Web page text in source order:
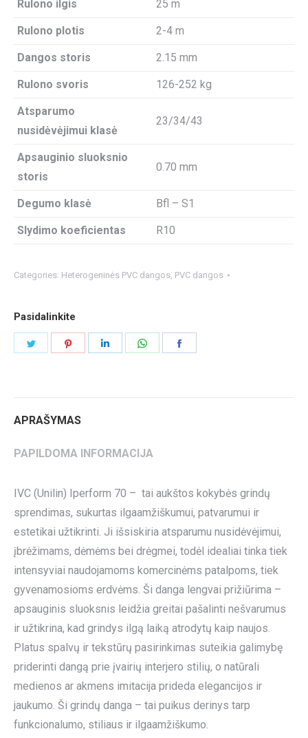
Rulono ilgis 25 m
Rulono plotis 2-4 m
Dangos storis 2.15 mm
Rulono svoris 126-252 kg
Atsparumo
nusidėvėjimui klasė
23/34/43
Apsauginio sluoksnio
storis
0.70 mm
Degumo klasė Bfl – S1
Slydimo koeficientas R10
Categories: Heterogeninės PVC dangos, PVC dangos
Pasidalinkite
APRAŠYMAS
PAPILDOMA INFORMACIJA
IVC (Unilin) Iperform 70 – tai aukštos kokybės grindų
sprendimas, sukurtas ilgaamžiškumui, patvarumui ir
estetikai užtikrinti. Ji išsiskiria atsparumu nusidėvėjimui,
įbrėžimams, dėmėms bei drėgmei, todėl idealiai tinka tiek
intensyviai naudojamoms komercinėms patalpoms, tiek
gyvenamosioms erdvėms. Ši danga lengvai prižiūrima –
apsauginis sluoksnis leidžia greitai pašalinti nešvarumus
ir užtikrina, kad grindys ilgą laiką atrodytų kaip naujos.
Platus spalvų ir tekstūrų pasirinkimas suteikia galimybę
priderinti dangą prie įvairių interjero stilių, o natūrali
medienos ar akmens imitacija prideda elegancijos ir
jaukumo. Ši grindų danga – tai puikus derinys tarp
funkcionalumo, stiliaus ir ilgaamžiškumo.